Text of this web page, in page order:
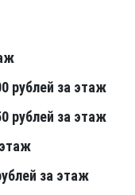
рублей за этаж
рублей за этаж
за этаж